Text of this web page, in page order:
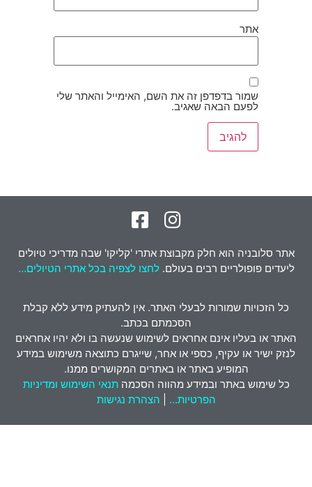
אתר
שמור בדפדפן זה את השם, האימייל והאתר שלי
לפעם הבאה שאגיב.
אתר סלובניה הוא חלק מקבוצת אתרי 'קליקו' שבה מדריכי טיולים
ליעדים פופולריים רבים בעולם. לחצו לצפיה בכל אתרי הטיולים…
כל הזכויות שמורות לבעלי האתר. אין להעתיק מידע ללא קבלת
הסכמתם בכתב.
או בעליו אינם אחראים לשימוש שנעשה בו ולא יהיו אחראים
ישיר או עקיף, כספי או אחר, שייגרם כתוצאה משימוש במידע
המופיע באתר או באתרים המקושרים ממנו.
כל שימוש באתר ובמידע מהווה הסכמהתנאי השימוש ומדיניות
הפרטיות…|הצהרת נגישות